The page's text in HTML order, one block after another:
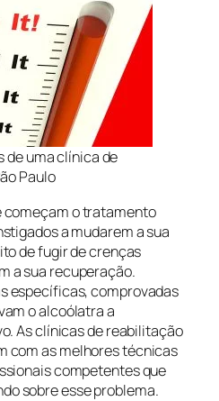
de uma clínica de
Paulo
começam o tratamento
a mudarem a sua
de fugir de crenças
a sua recuperação.
específicas, comprovadas
o alcoólatra a
As clínicas de reabilitação
com as melhores técnicas
competentes que
sobre esse problema.